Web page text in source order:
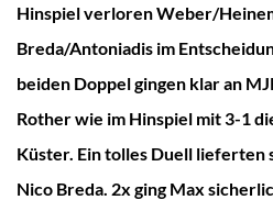
Hinspiel verloren Weber/
Breda/Antoniadis im
beiden Doppel gingen klar an
Rother wie im Hinspiel mit 3-1
Küster. Ein tolles Duell lieferten
Nico Breda. 2x ging Max